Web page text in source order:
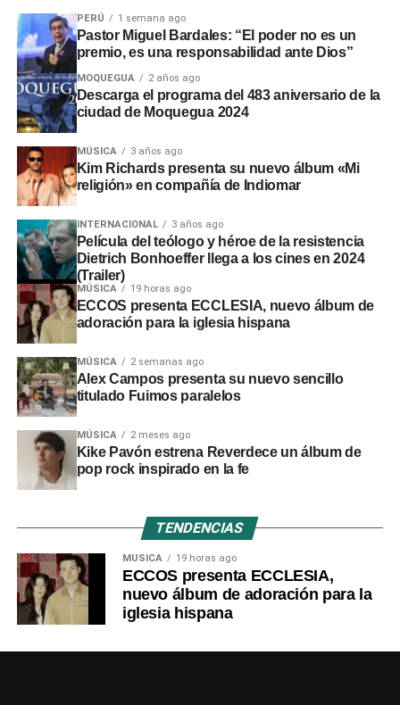
ingenieros residentes o inspectores.
Consecuencias y
recomendaciones ante El Niño
Las situaciones adversas detectadas comprometen la
seguridad ante posibles inundaciones. Por ello, la
entidad fiscalizadora recomendó a las autoridades
locales y regionales adoptar medidas urgentes para
proteger viviendas, familias y zonas de cultivo.
PERÚ 1 semana ago
Pastor Miguel Bardales: “El poder no es un
premio, es una responsabilidad ante Dios”
MOQUEGUA 2 años ago
Descarga el programa del 483 aniversario de la
ciudad de Moquegua 2024
MÚSICA 3 años ago
Kim Richards presenta su nuevo álbum «Mi
religión» en compañía de Indiomar
INTERNACIONAL 3 años ago
Película del teólogo y héroe de la resistencia
Dietrich Bonhoeffer llega a los cines en 2024
(Trailer)
MÚSICA 19 horas ago
ECCOS presenta ECCLESIA, nuevo álbum de
adoración para la iglesia hispana
MÚSICA 2 semanas ago
Alex Campos presenta su nuevo sencillo
titulado Fuimos paralelos
MÚSICA 2 meses ago
Kike Pavón estrena Reverdece un álbum de
pop rock inspirado en la fe
TENDENCIAS
MÚSICA 19 horas ago
ECCOS presenta ECCLESIA,
nuevo álbum de adoración para la
iglesia hispana